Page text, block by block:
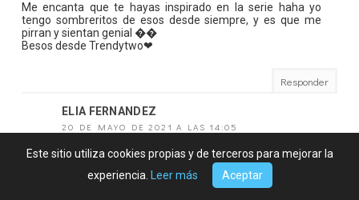
Me encanta que te hayas inspirado en la serie haha yo
tengo sombreritos de esos desde siempre, y es que me
pirran y sientan genial ��
Besos desde Trendytwo❤
Responder
ELIA FERNANDEZ
20 DE MAYO DE 2021 A LAS 14:05
A mi también me encantan!
Este sitio utiliza cookies propias y de terceros para mejorar la
experiencia.
Leer más Aceptar